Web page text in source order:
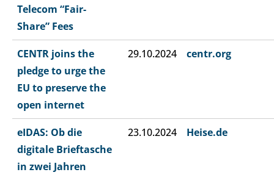
Telecom “Fair-
Share” Fees
CENTR joins the
pledge to urge the
EU to preserve the
open internet
29.10.2024 centr.org
eIDAS: Ob die
digitale Brieftasche
in zwei Jahren
23.10.2024 Heise.de